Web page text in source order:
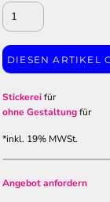
DIESEN ARTIKEL
Stickereifür
ohne Gestaltungfür
*inkl. 19% MWSt.
Angebot anfordern